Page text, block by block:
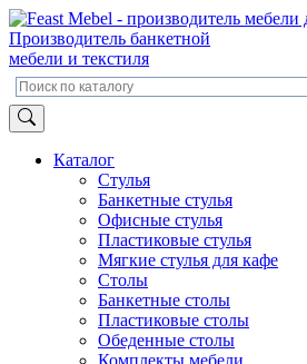
Производитель банкетной
мебели и текстиля
Каталог
Стулья
Банкетные стулья
Офисные стулья
Пластиковые стулья
Мягкие стулья для кафе
Столы
Банкетные столы
Пластиковые столы
Обеденные столы
Комплекты мебели